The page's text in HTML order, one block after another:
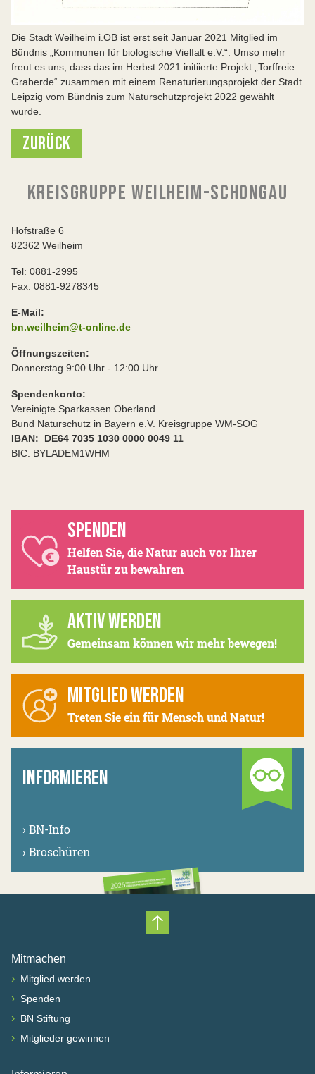
Die Stadt Weilheim i.OB ist erst seit Januar 2021 Mitglied im
Bündnis „Kommunen für biologische Vielfalt e.V.“. Umso mehr
freut es uns, dass das im Herbst 2021 initiierte Projekt „Torffreie
Graberde“ zusammen mit einem Renaturierungsprojekt der Stadt
Leipzig vom Bündnis zum Naturschutzprojekt 2022 gewählt
wurde.
ZURÜCK
KREISGRUPPE WEILHEIM-SCHONGAU
Hofstraße 6
82362 Weilheim
Tel: 0881-2995
Fax: 0881-9278345
E-Mail:
bn.weilheim@t-online.de
Öffnungszeiten:
Donnerstag 9:00 Uhr - 12:00 Uhr
Spendenkonto:
Vereinigte Sparkassen Oberland
Bund Naturschutz in Bayern e.V. Kreisgruppe WM-SOG
IBAN: DE64 7035 1030 0000 0049 11
BIC: BYLADEM1WHM
SPENDEN
Helfen Sie, die Natur auch vor Ihrer
Haustür zu bewahren
AKTIV WERDEN
Gemeinsam können wir mehr bewegen!
MITGLIED WERDEN
Treten Sie ein für Mensch und Natur!
INFORMIEREN
› BN-Info
› Broschüren
Nach oben scrollen
Mitmachen
› Mitglied werden
› Spenden
› BN Stiftung
› Mitglieder gewinnen